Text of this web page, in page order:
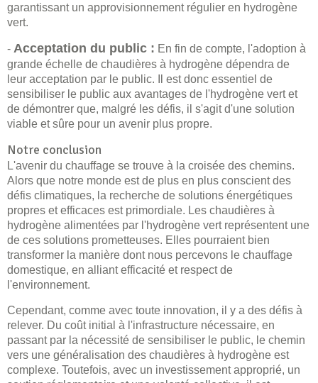
garantissant un approvisionnement régulier en hydrogène
vert.
- Acceptation du public : En fin de compte, l'adoption à
grande échelle de chaudières à hydrogène dépendra de
leur acceptation par le public. Il est donc essentiel de
sensibiliser le public aux avantages de l'hydrogène vert et
de démontrer que, malgré les défis, il s'agit d'une solution
viable et sûre pour un avenir plus propre.
Notre conclusion
L'avenir du chauffage se trouve à la croisée des chemins.
Alors que notre monde est de plus en plus conscient des
défis climatiques, la recherche de solutions énergétiques
propres et efficaces est primordiale. Les chaudières à
hydrogène alimentées par l'hydrogène vert représentent une
de ces solutions prometteuses. Elles pourraient bien
transformer la manière dont nous percevons le chauffage
domestique, en alliant efficacité et respect de
l'environnement.
Cependant, comme avec toute innovation, il y a des défis à
relever. Du coût initial à l'infrastructure nécessaire, en
passant par la nécessité de sensibiliser le public, le chemin
vers une généralisation des chaudières à hydrogène est
complexe. Toutefois, avec un investissement approprié, un